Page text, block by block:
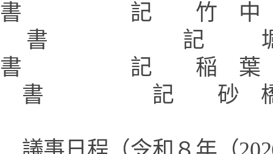
書 記 竹 中
書 記
書 記 稲 葉
書 記 砂 橋